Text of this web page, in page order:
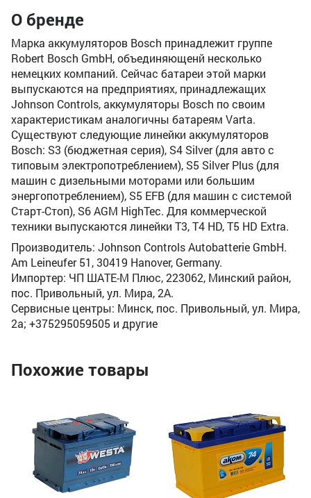
О бренде
Марка аккумуляторов Bosch принадлежит группе
Robert Bosch GmbH, объединяющенй несколько
немецких компаний. Сейчас батареи этой марки
выпускаются на предприятиях, принадлежащих
Johnson Controls, аккумуляторы Bosch по своим
характеристикам аналогичны батареям Varta.
Существуют следующие линейки аккумуляторов
Bosch: S3 (бюджетная серия), S4 Silver (для авто с
типовым электропотреблением), S5 Silver Plus (для
машин с дизельными моторами или большим
энергопотреблением), S5 EFB (для машин с системой
Старт-Стоп), S6 AGM HighTec. Для коммерческой
техники выпускаются линейки T3, T4 HD, T5 HD Extra.
Производитель: Johnson Controls Autobatterie GmbH.
Am Leineufer 51, 30419 Hanover, Germany.
Импортер: ЧП ШАТЕ-М Плюс, 223062, Минский район,
пос. Привольный, ул. Мира, 2А.
Сервисные центры: Минск, пос. Привольный, ул. Мира,
2а; +375295059505 и другие
Похожие товары